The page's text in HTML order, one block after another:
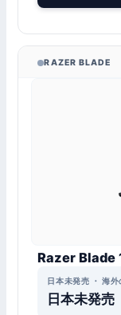
RAZER BLADE
Razer Blade
日本未発売 ・ 海
日本未発売